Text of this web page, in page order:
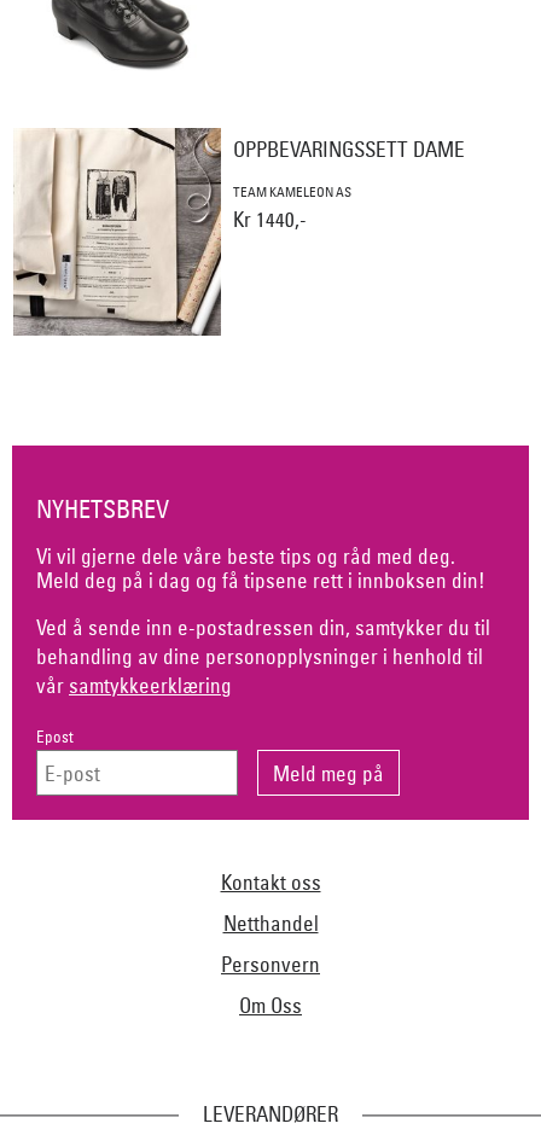
OPPBEVARINGSSETT DAME
TEAM KAMELEON AS
Kr 1440,-
NYHETSBREV
Vi vil gjerne dele våre beste tips og råd med deg.
Meld deg på i dag og få tipsene rett i innboksen din!
Ved å sende inn e-postadressen din, samtykker du til
behandling av dine personopplysninger i henhold til
vår samtykkeerklæring
Epost
Kontakt oss
Netthandel
Personvern
Om Oss
LEVERANDØRER